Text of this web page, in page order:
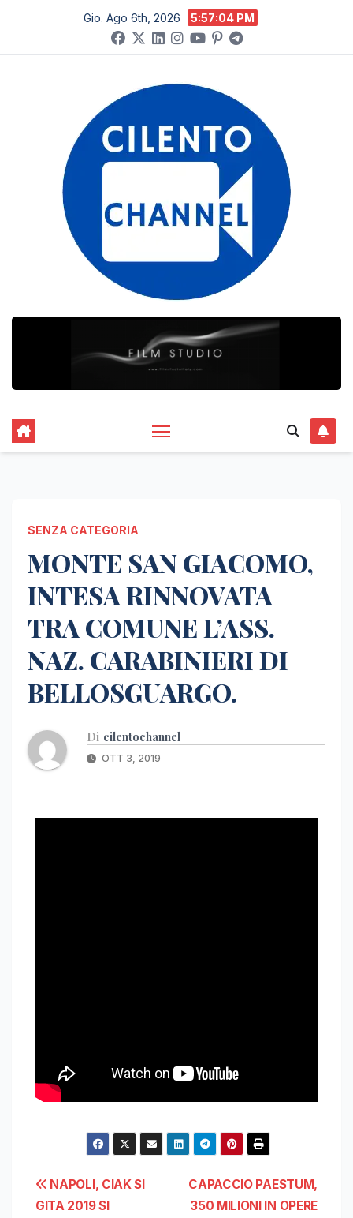
contenuto
Gio. Ago 6th, 2026 5:57:05 PM
SENZA CATEGORIA
MONTE SAN GIACOMO,
INTESA RINNOVATA
TRA COMUNE L’ASS.
NAZ. CARABINIERI DI
BELLOSGUARGO.
Di cilentochannel
OTT 3, 2019
Navigazione
CAPACCIO PAESTUM,
350 MILIONI IN OPERE
NAPOLI, CIAK SI
GITA 2019 SI